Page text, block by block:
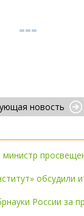
новость
министр
обсудили
России за